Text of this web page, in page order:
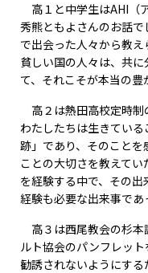
高１と中学生はAHI（
秀熊ともよさんのお話
で出会った人々から教え
貧しい国の人々は、共
て、それこそが本当の豊
高２は熱田高校定時制
わたしたちは生きてい
跡」であり、そのことを
ことの大切さを教えてい
を経験する中で、その
経験も必要な出来事であ
高３は西尾教会の杉本
ルト協会のパンフレット
勧誘されないようにする